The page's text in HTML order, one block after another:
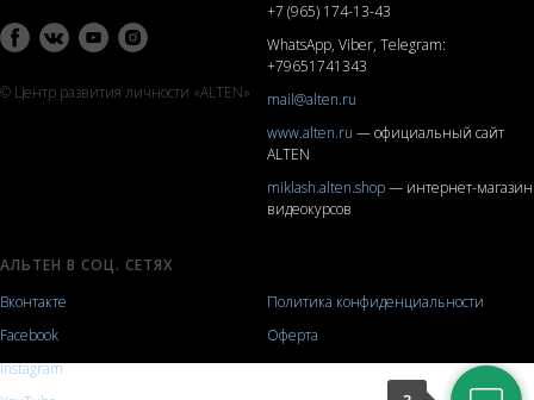
© Центр развития личности «ALTEN»
+7 (965) 174-13-43
WhatsApp, Viber, Telegram:
+79651741343
mail@alten.ru
www.alten.ru — официальный сайт
ALTEN
miklash.alten.shop— интернет-магазин
видеокурсов
АЛЬТЕН В СОЦ. СЕТЯХ
Вконтакте
Facebook
Instagram
Политика конфиденциальности
Оферта